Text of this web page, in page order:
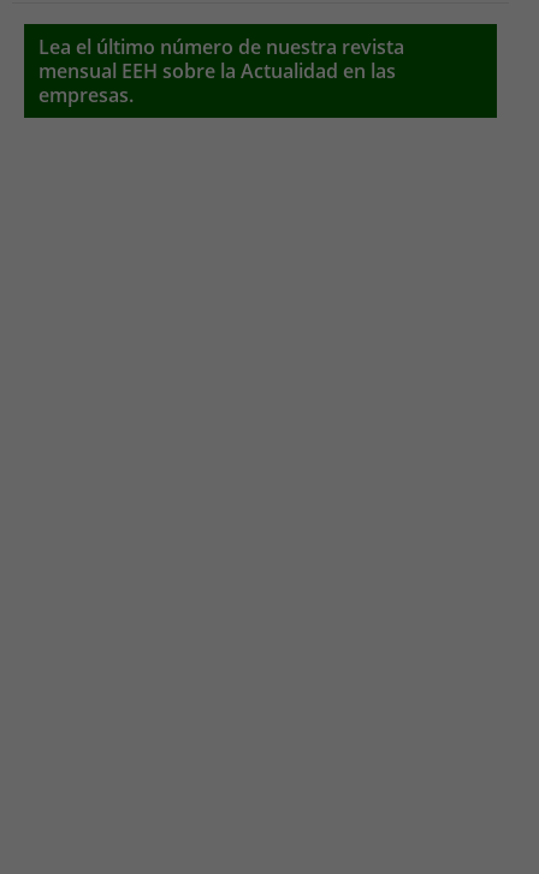
Lea el último número de nuestra revista
mensual EEH sobre la Actualidad en las
empresas.